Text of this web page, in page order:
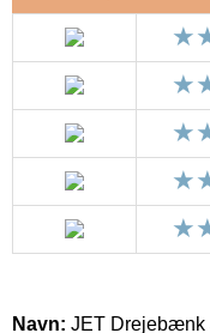
Navn: JET Drejebænk